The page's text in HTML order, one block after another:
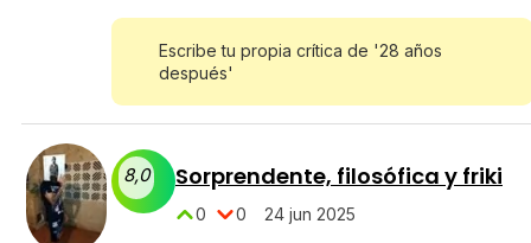
Escribe tu propia crítica de '28 años
después'
8,0 Sorprendente, filosófica y friki
0 0 24 jun 2025